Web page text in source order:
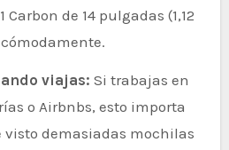
de 14 pulgadas (1,12
viajas: Si trabajas en
o Airbnbs, esto importa
visto demasiadas mochilas